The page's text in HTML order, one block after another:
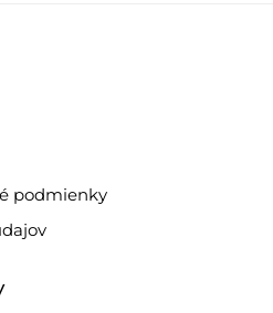
podmienky